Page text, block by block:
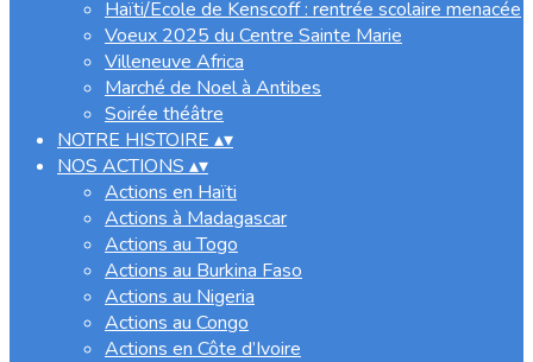
Haïti/Ecole de Kenscoff : rentrée scolaire menacée
Voeux 2025 du Centre Sainte Marie
Villeneuve Africa
Marché de Noel à Antibes
Soirée théâtre
NOTRE HISTOIRE ▴▾
NOS ACTIONS ▴▾
Actions en Haïti
Actions à Madagascar
Actions au Togo
Actions au Burkina Faso
Actions au Nigeria
Actions au Congo
Actions en Côte d’Ivoire